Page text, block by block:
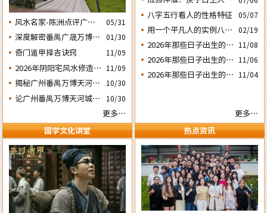
风水名家-陈洲点评广州
广交会芭洲交易中心大楼
的风水态势
05/31
深度解密番禺广晟万博中
心写字楼商铺商业不竞气
的风水原因
01/30
奇门遁甲择吉诀窍 11/09
2026年阴阳宅风水修造动
土入宅择吉需知
11/09
揭秘广州番禺万博天河城
玄妙的风水布局
10/30
论广州番禺万博天河城玄
10/30
更多…
午流年运势判断的应验结
八字五行看人的性格特征 05/07
用一个平凡人的实例八字
论断2026马年的流年运势
02/19
2026年那些日子出生的人
会大不利之四：‘庚子’
11/08
2026年那些日子出生的人
会大不利之三：‘丙子’
11/06
2026年那些日子出生的人 11/04
更多…
国学文化讲堂
热点资讯